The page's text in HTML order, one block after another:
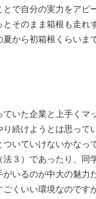
で自分の実力をアピ
そのまま箱根も走れ
から初箱根くらいま
いた企業と上手くマ
続けようとは思って
いていけないかなっ
３）であったり、同
いるのが中大の魅力
くいい環境なのです